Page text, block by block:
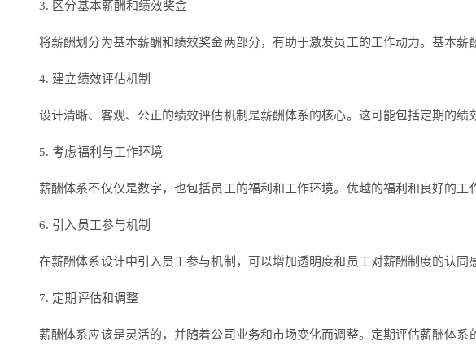
3. 区分基本薪酬和绩效奖金
将薪酬划分为基本薪酬和绩效奖金两部分，有助于激发员工的工作动力。基本
4. 建立绩效评估机制
设计清晰、客观、公正的绩效评估机制是薪酬体系的核心。这可能包括定期的
5. 考虑福利与工作环境
薪酬体系不仅仅是数字，也包括员工的福利和工作环境。优越的福利和良好的
6. 引入员工参与机制
在薪酬体系设计中引入员工参与机制，可以增加透明度和员工对薪酬制度的认
7. 定期评估和调整
薪酬体系应该是灵活的，并随着公司业务和市场变化而调整。定期评估薪酬体